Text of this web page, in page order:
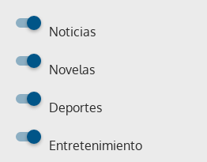
Noticias
Novelas
Deportes
Entretenimiento